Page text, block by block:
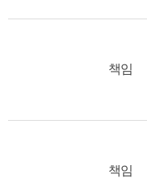
책임
책임